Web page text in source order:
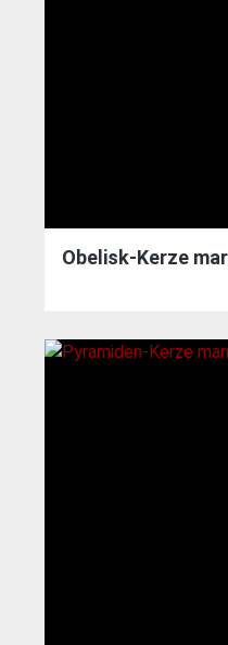
Obelisk-Kerze